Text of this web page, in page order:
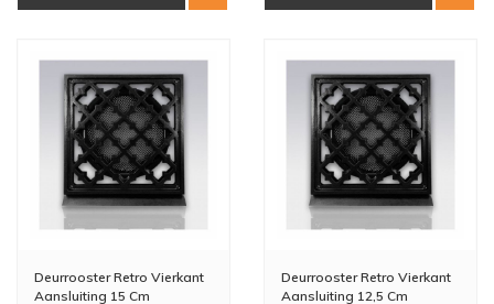
Deurrooster Retro Vierkant
Aansluiting 15 Cm
Deurrooster Retro Vierkant
Aansluiting 12,5 Cm